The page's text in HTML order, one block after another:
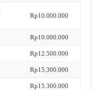
Rp10.000.000
Rp10.000.000
Rp12.500.000
Rp15.300.000
Rp15.300.000